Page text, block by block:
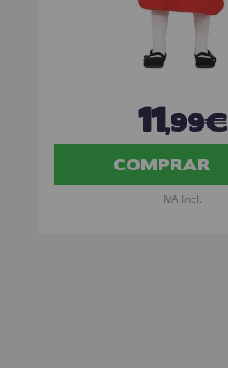
11,99€
COMPRAR
IVA Incl.